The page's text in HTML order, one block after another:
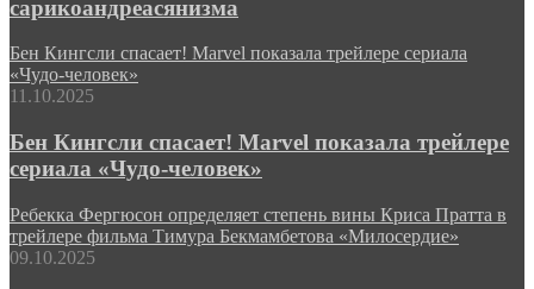
сарикоандреасянизма
Бен Кингсли спасает! Marvel показала трейлере сериала
«Чудо-человек»
11.10.2025
Бен Кингсли спасает! Marvel показала трейлере
сериала «Чудо-человек»
Ребекка Фергюсон определяет степень вины Криса Пратта в
трейлере фильма Тимура Бекмамбетова «Милосердие»
09.10.2025